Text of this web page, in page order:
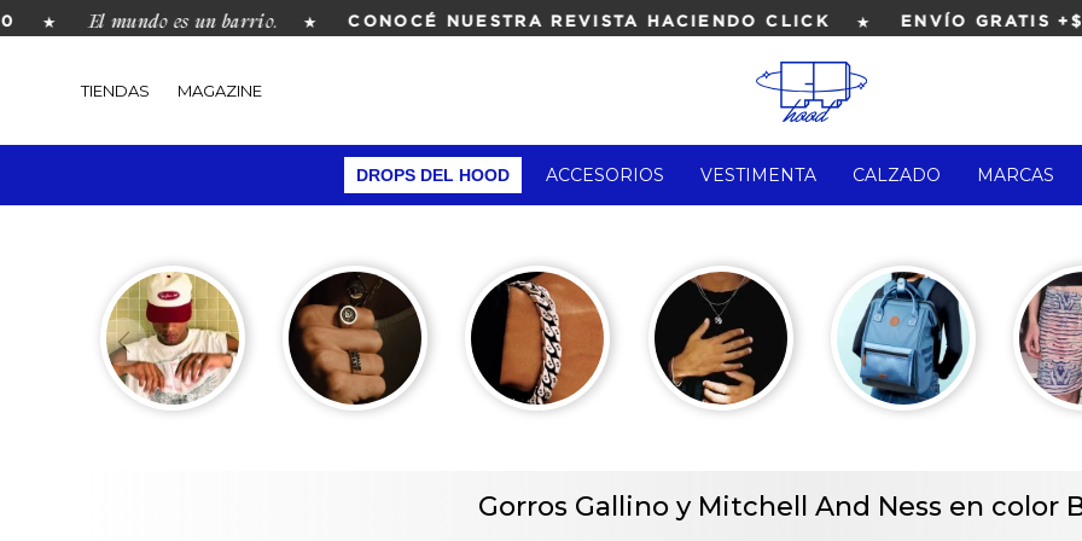
El mundo es un barrio. CONOCÉ NUESTRA REVISTA HACIENDO CLICK ENVÍO GRATIS
DROPS DEL HOOD ACCESORIOS VESTIMENTA CALZADO MARCAS
TIENDAS MAGAZINE
Gorros Gallino y Mitchell And Ness en color